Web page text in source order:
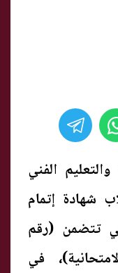
الفني
شهادة إتمام
تتضمن (رقم
في